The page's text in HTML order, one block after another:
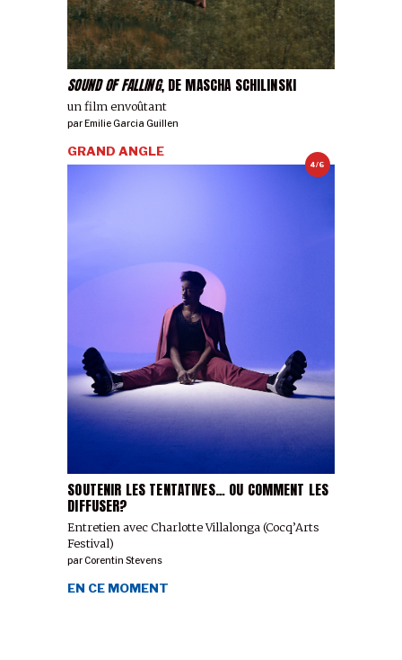
SOUND OF FALLING, DE MASCHA SCHILINSKI
un film envoûtant
par Emilie Garcia Guillen
4/6
SOUTENIR LES TENTATIVES… OU COMMENT LES
DIFFUSER?
Entretien avec Charlotte Villalonga (Cocq’Arts
Festival)
GRAND ANGLE
parCorentin Stevens
EN CE MOMENT